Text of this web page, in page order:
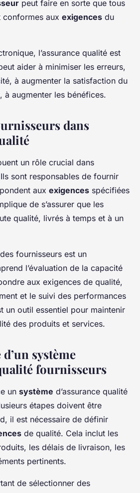
peut faire en sorte que tous
conformes aux exigences du
l’assurance qualité est
aider à minimiser les erreurs,
à augmenter la satisfaction du
à augmenter les bénéfices.
dans
un rôle crucial dans
sont responsables de fournir
aux exigences spécifiées
de s’assurer que les
qualité, livrés à temps et à un
fournisseurs est un
l’évaluation de la capacité
aux exigences de qualité,
et le suivi des performances
un outil essentiel pour maintenir
des produits et services.
système
fournisseurs
un système d’assurance qualité
étapes doivent être
il est nécessaire de définir
de qualité. Cela inclut les
les délais de livraison, les
pertinents.
de sélectionner des